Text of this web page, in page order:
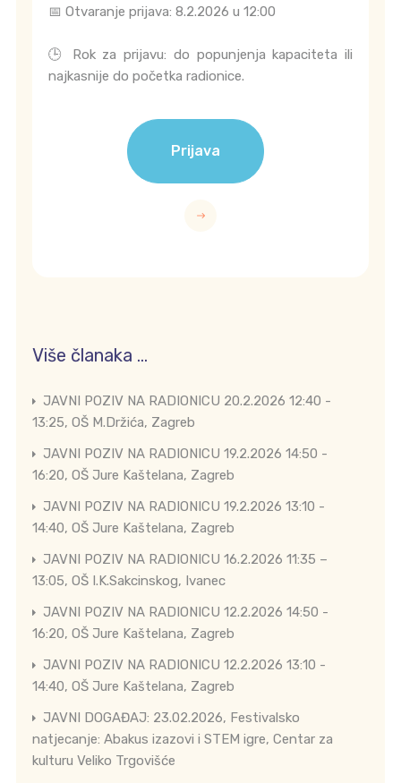
📅 Otvaranje prijava: 8.2.2026 u 12:00
🕒 Rok za prijavu: do popunjenja kapaciteta ili
najkasnije do početka radionice.
Prijava
Više članaka …
JAVNI POZIV NA RADIONICU 20.2.2026 12:40 -
13:25, OŠ M.Držića, Zagreb
JAVNI POZIV NA RADIONICU 19.2.2026 14:50 -
16:20, OŠ Jure Kaštelana, Zagreb
JAVNI POZIV NA RADIONICU 19.2.2026 13:10 -
14:40, OŠ Jure Kaštelana, Zagreb
JAVNI POZIV NA RADIONICU 16.2.2026 11:35 –
13:05, OŠ I.K.Sakcinskog, Ivanec
JAVNI POZIV NA RADIONICU 12.2.2026 14:50 -
16:20, OŠ Jure Kaštelana, Zagreb
JAVNI POZIV NA RADIONICU 12.2.2026 13:10 -
14:40, OŠ Jure Kaštelana, Zagreb
JAVNI DOGAĐAJ: 23.02.2026, Festivalsko
natjecanje: Abakus izazovi i STEM igre, Centar za
kulturu Veliko Trgovišće